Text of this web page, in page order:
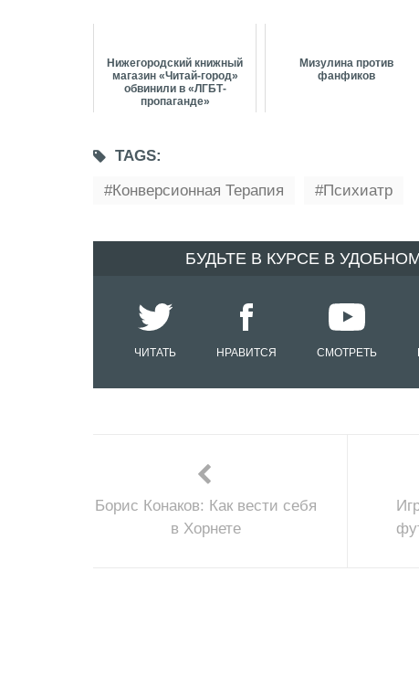
Нижегородский книжный
магазин «Читай-город»
обвинили в «ЛГБТ-
пропаганде»
Мизулина против
фанфиков
TAGS:
Конверсионная Терапия
Психиатр
БУДЬТЕ В КУРСЕ В
ЧИТАТЬ НРАВИТСЯ СМОТРЕТЬ
Борис Конаков: Как вести себя
в Хорнете